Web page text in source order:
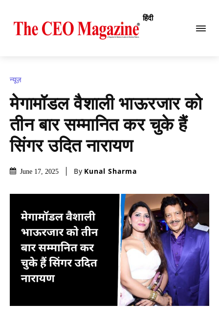
हिंदी
न्यूज़
मेगामॉडल वैशाली भाऊरजार को
तीन बार सम्मानित कर चुके हैं
सिंगर उदित नारायण
June 17, 2025 By Kunal Sharma